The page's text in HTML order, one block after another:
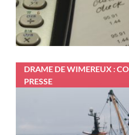
DRAME DE WIMEREUX :
PRESSE